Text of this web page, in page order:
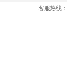
客服热线：